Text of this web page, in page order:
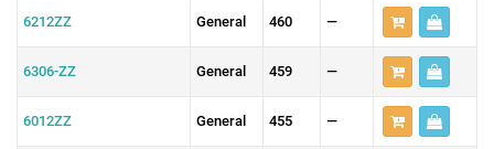
6212ZZ General 460 —
6306-ZZ General 459 —
6012ZZ General 455 —